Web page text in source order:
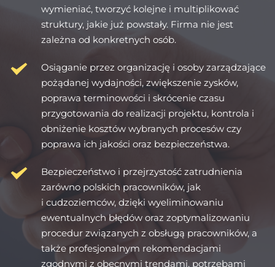
wymieniać, tworzyć kolejne i multiplikować
struktury, jakie już powstały. Firma nie jest
zależna od konkretnych osób.
Osiąganie przez organizację i osoby zarządzające
pożądanej wydajności, zwiększenie zysków,
poprawa terminowości i skrócenie czasu
przygotowania do realizacji projektu, kontrola i
obniżenie kosztów wybranych procesów czy
poprawa ich jakości oraz bezpieczeństwa.
Bezpieczeństwo i przejrzystość zatrudnienia
zarówno polskich pracowników, jak
i cudzoziemców, dzięki wyeliminowaniu
ewentualnych błędów oraz zoptymalizowaniu
procedur związanych z obsługą pracowników, a
także profesjonalnym rekomendacjami
zgodnymi z obecnymi trendami, potrzebami